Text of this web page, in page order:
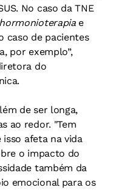
No caso da TNE
hormonioterapiae
caso de pacientes
por exemplo”,
do
de ser longa,
ao redor. "Tem
afeta na vida
o impacto do
também da
emocional para os